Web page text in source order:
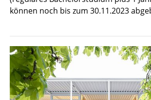
können noch bis zum 30.11.2023